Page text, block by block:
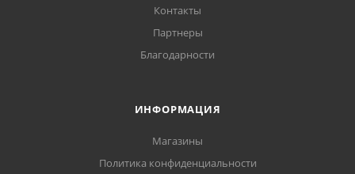
Контакты
Партнеры
Благодарности
ИНФОРМАЦИЯ
Магазины
Политика конфиденциальности